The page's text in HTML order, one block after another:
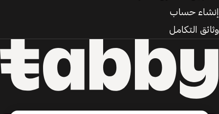
إنشاء حساب
وثائق التكامل